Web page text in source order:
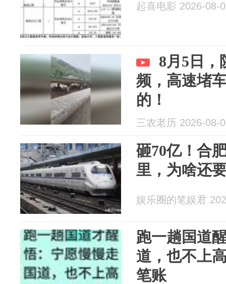
起喜电影 2026-08-
8月5日，
频，高速堵
的！
三农老历 2026-08-
砸70亿！合
里，为啥还
娱乐圈的笔娱君
跑一趟国道
道，也不上
笔账